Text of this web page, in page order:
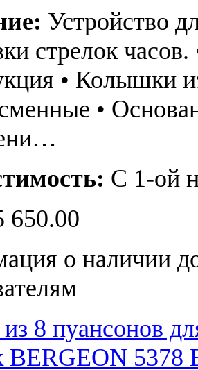
Устройство
стрелок
• Колышки
•
С 1-ой
650.00
о наличии